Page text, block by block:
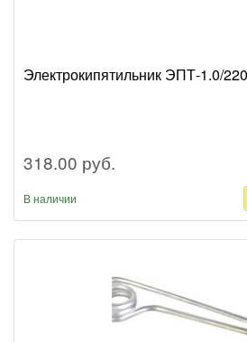
Электрокипятильник ЭПТ-1.0/
318.00 руб.
В наличии